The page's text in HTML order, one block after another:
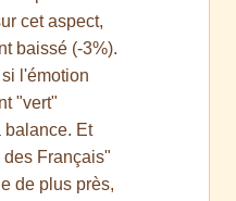
cet aspect,
baissé (-3%).
l'émotion
"vert"
balance. Et
Français"
de plus près,